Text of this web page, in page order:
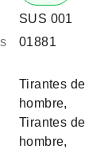
SUS 001
01881
Tirantes de
hombre,
Tirantes de
hombre,